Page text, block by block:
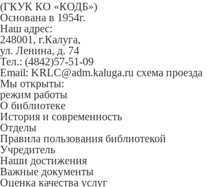
(ГКУК КО «КОДБ»)
Основана в 1954г.
Наш адрес:
248001, г.Калуга,
ул. Ленина, д. 74
Тел.: (4842)57-51-09
Email: KRLC@adm.kaluga.ru схема проезда
Мы открыты:
режим работы
О библиотеке
История и современность
Отделы
Правила пользования библиотекой
Учредитель
Наши достижения
Важные документы
Оценка качества услуг